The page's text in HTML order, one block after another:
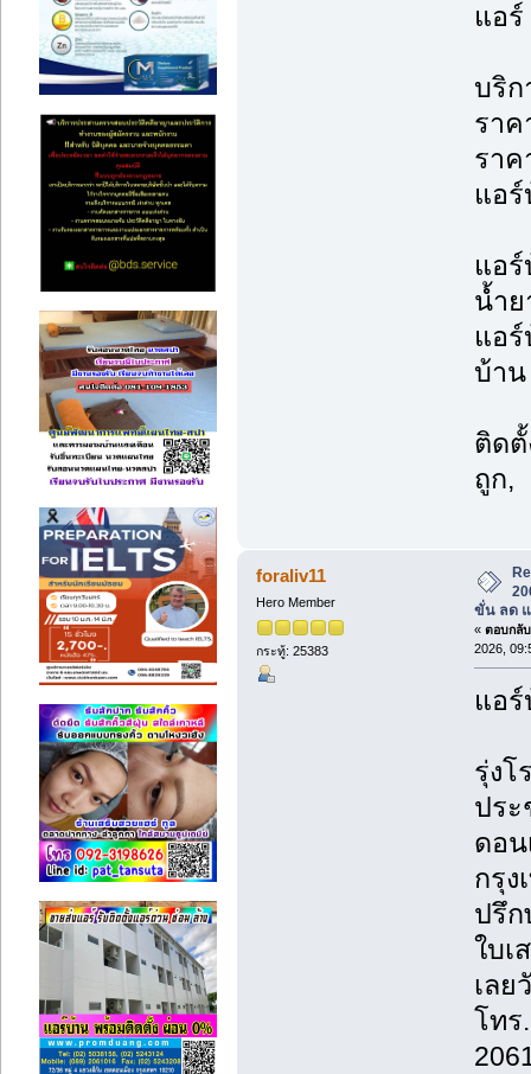
แอ
บริ
ราค
รา
แอ
แอ
น้ำย
แอร์
บ้า
ติด
ถูก,
foraliv11
Hero Member
กระทู้: 25383
ขั่น ลด
« ตอบกลั
2026,
แอ
รุ่งโ
ประ
ดอน
กรุง
ปรึก
ใบเ
เลย
โทร